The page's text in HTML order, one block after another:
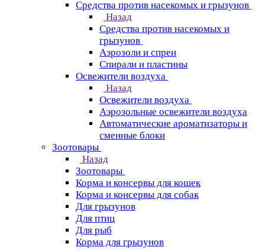
Средства против насекомых и грызунов
Назад
Средства против насекомых и
грызунов
Аэрозоли и спреи
Спирали и пластины
Освежители воздуха
Назад
Освежители воздуха
Аэрозольные освежители воздуха
Автоматические ароматизаторы и
сменные блоки
Зоотовары
Назад
Зоотовары
Корма и консервы для кошек
Корма и консервы для собак
Для грызунов
Для птиц
Для рыб
Корма для грызунов